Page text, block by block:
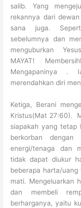
salib. Yang
rekannya dari
sana juga.
sebelumnya dan
menguburkan
MAYAT!
Mengapaninya .
merendahkan diri
Ketiga, Berani
Kristus(Mat 27:60).
siapakah yang tetap
berkorban dengan
energi/tenaga dan
tidak dapat diukur
beberapa harta/uang
mati. Mengeluarkan
dan membeli
berharganya, yaitu